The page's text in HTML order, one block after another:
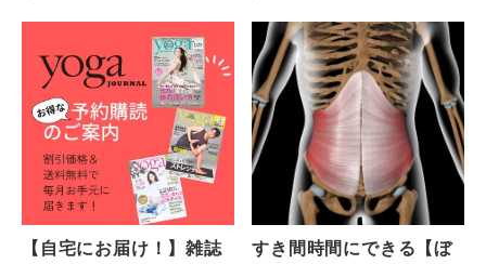
【自宅にお届け！】雑誌 すき間時間にできる【ぼ